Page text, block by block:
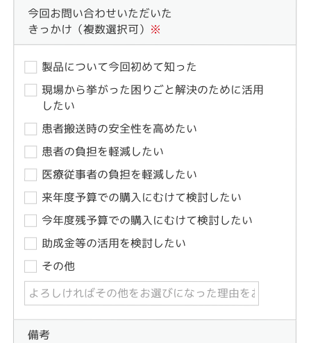
今回お問い合わせいただいた
きっかけ（複数選択可） ※
製品について今回初めて知った
現場から挙がった困りごと解決のために活用
したい
患者搬送時の安全性を高めたい
患者の負担を軽減したい
医療従事者の負担を軽減したい
来年度予算での購入にむけて検討したい
今年度残予算での購入にむけて検討したい
助成金等の活用を検討したい
その他
備考